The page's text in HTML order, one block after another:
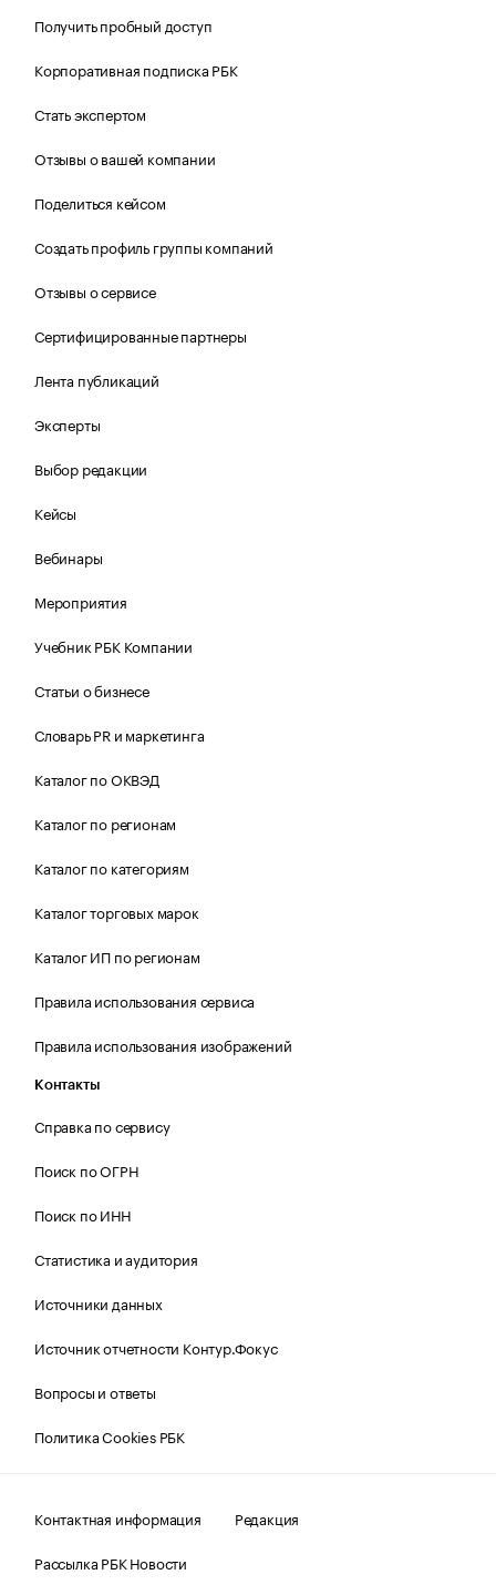
Получить пробный доступ
Корпоративная подписка РБК
Стать экспертом
Отзывы о вашей компании
Поделиться кейсом
Создать профиль группы компаний
Отзывы о сервисе
Сертифицированные партнеры
Лента публикаций
Эксперты
Выбор редакции
Кейсы
Вебинары
Мероприятия
Учебник РБК Компании
Статьи о бизнесе
Словарь PR и маркетинга
Каталог по ОКВЭД
Каталог по регионам
Каталог по категориям
Каталог торговых марок
Каталог ИП по регионам
Правила использования сервиса
Правила использования изображений
Контакты
Справка по сервису
Поиск по ОГРН
Поиск по ИНН
Статистика и аудитория
Источники данных
Источник отчетности Контур.Фокус
Вопросы и ответы
Политика Cookies РБК
Контактная информация
Редакция
Рассылка РБК Новости